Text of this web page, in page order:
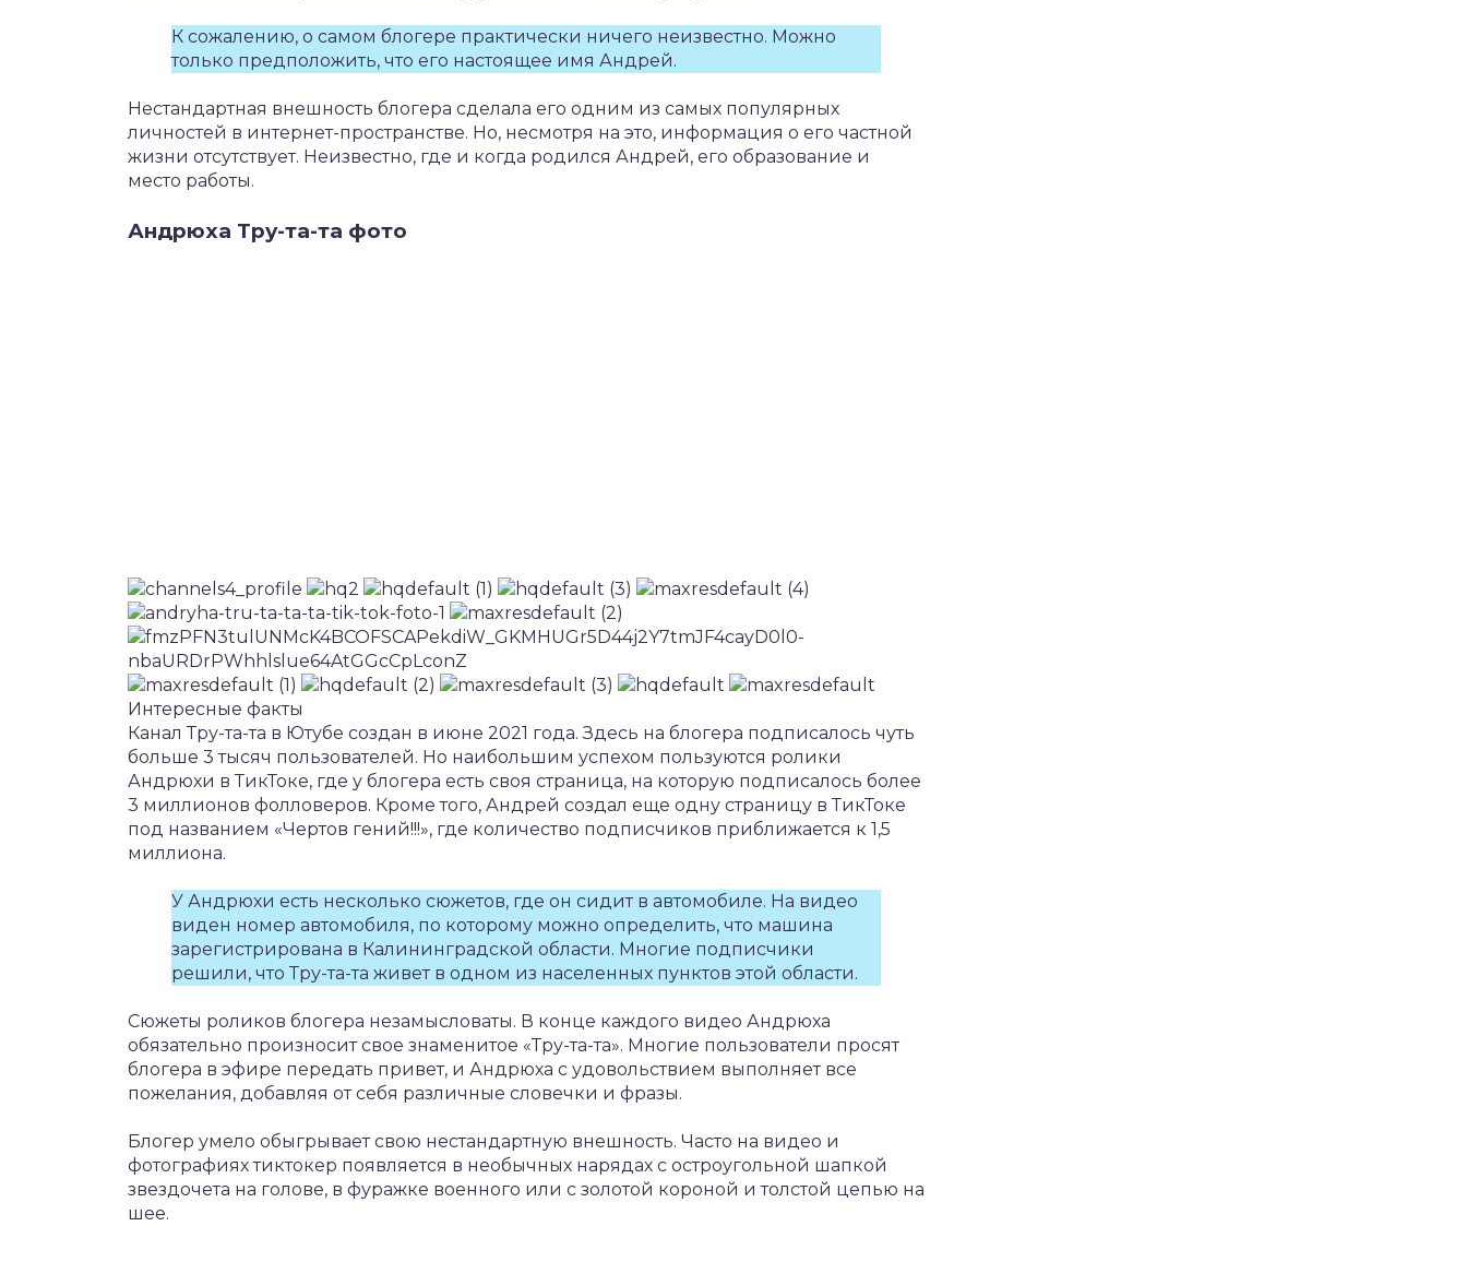
К сожалению, о самом блогере практически ничего неизвестно. Можно
только предположить, что его настоящее имя Андрей.
Нестандартная внешность блогера сделала его одним из самых популярных
личностей в интернет-пространстве. Но, несмотря на это, информация о его частной
жизни отсутствует. Неизвестно, где и когда родился Андрей, его образование и
место работы.
Андрюха Тру-та-та фото
Интересные факты
Канал Тру-та-та в Ютубе создан в июне 2021 года. Здесь на блогера подписалось чуть
больше 3 тысяч пользователей. Но наибольшим успехом пользуются ролики
Андрюхи в ТикТоке, где у блогера есть своя страница, на которую подписалось более
3 миллионов фолловеров. Кроме того, Андрей создал еще одну страницу в ТикТоке
под названием «Чертов гений!!!», где количество подписчиков приближается к 1,5
миллиона.
У Андрюхи есть несколько сюжетов, где он сидит в автомобиле. На видео
виден номер автомобиля, по которому можно определить, что машина
зарегистрирована в Калининградской области. Многие подписчики
решили, что Тру-та-та живет в одном из населенных пунктов этой области.
Сюжеты роликов блогера незамысловаты. В конце каждого видео Андрюха
обязательно произносит свое знаменитое «Тру-та-та». Многие пользователи просят
блогера в эфире передать привет, и Андрюха с удовольствием выполняет все
пожелания, добавляя от себя различные словечки и фразы.
Блогер умело обыгрывает свою нестандартную внешность. Часто на видео и
фотографиях тиктокер появляется в необычных нарядах с остроугольной шапкой
звездочета на голове, в фуражке военного или с золотой короной и толстой цепью на
шее.